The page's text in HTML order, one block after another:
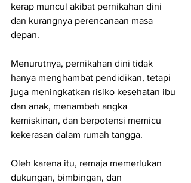
kerap muncul akibat pernikahan dini
dan kurangnya perencanaan masa
depan.
Menurutnya, pernikahan dini tidak
hanya menghambat pendidikan, tetapi
juga meningkatkan risiko kesehatan ibu
dan anak, menambah angka
kemiskinan, dan berpotensi memicu
kekerasan dalam rumah tangga.
Oleh karena itu, remaja memerlukan
dukungan, bimbingan, dan